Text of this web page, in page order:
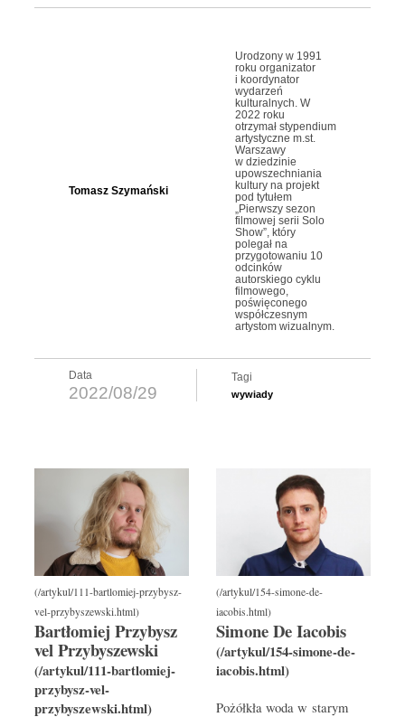
Tomasz Szymański
Urodzony w 1991
roku organizator
i koordynator
wydarzeń
kulturalnych. W
2022 roku
otrzymał stypendium
artystyczne m.st.
Warszawy
w dziedzinie
upowszechniania
kultury na projekt
pod tytułem
„Pierwszy sezon
filmowej serii Solo
Show”, który
polegał na
przygotowaniu 10
odcinków
autorskiego cyklu
filmowego,
poświęconego
współczesnym
artystom wizualnym.
Data
2022/08/29
Tagi
wywiady
Bartłomiej Przybysz
vel Przybyszewski
Simone De Iacobis
Pożółkła woda w starym